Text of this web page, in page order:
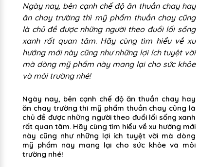
Ngày nay, bên cạnh chế độ ăn thuần chay hay
ăn chay trường thì mỹ phẩm thuần chay cũng
là chủ đề được những người theo đuổi lối sống
xanh rất quan tâm. Hãy cùng tìm hiểu về xu
hướng mới này cũng như những lợi ích tuyệt vời
mà dòng mỹ phẩm này mang lại cho sức khỏe
và môi trường nhé!
Ngày nay, bên cạnh chế độ ăn thuần chay hay
ăn chay trường thì mỹ phẩm thuần chay cũng là
chủ đề được những người theo đuổi lối sống xanh
rất quan tâm. Hãy cùng tìm hiểu về xu hướng mới
này cũng như những lợi ích tuyệt vời mà dòng
mỹ phẩm này mang lại cho sức khỏe và môi
trường nhé!